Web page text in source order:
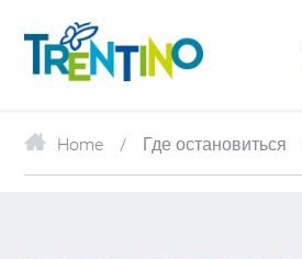
Home Где остановиться